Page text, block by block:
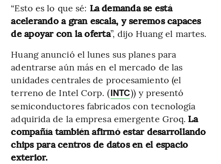
“Esto es lo que sé: La demanda se está
acelerando a gran escala, y seremos capaces
de apoyar con la oferta”, dijo Huang el martes.
Huang anunció el lunes sus planes para
adentrarse aún más en el mercado de las
unidades centrales de procesamiento (el
terreno de Intel Corp. (INTC)) y presentó
semiconductores fabricados con tecnología
adquirida de la empresa emergente Groq. La
compañía también afirmó estar desarrollando
chips para centros de datos en el espacio
exterior.